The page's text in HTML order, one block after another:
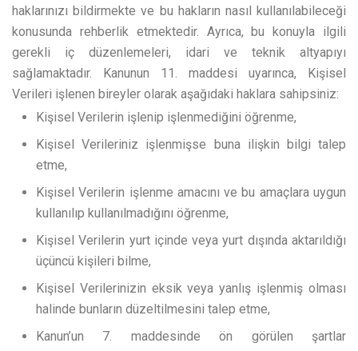
haklarınızı bildirmekte ve bu hakların nasıl kullanılabileceği
konusunda rehberlik etmektedir. Ayrıca, bu konuyla ilgili
gerekli iç düzenlemeleri, idari ve teknik altyapıyı
sağlamaktadır. Kanunun 11. maddesi uyarınca, Kişisel
Verileri işlenen bireyler olarak aşağıdaki haklara sahipsiniz:
Kişisel Verilerin işlenip işlenmediğini öğrenme,
Kişisel Verileriniz işlenmişse buna ilişkin bilgi talep
etme,
Kişisel Verilerin işlenme amacını ve bu amaçlara uygun
kullanılıp kullanılmadığını öğrenme,
Kişisel Verilerin yurt içinde veya yurt dışında aktarıldığı
üçüncü kişileri bilme,
Kişisel Verilerinizin eksik veya yanlış işlenmiş olması
halinde bunların düzeltilmesini talep etme,
Kanun’un 7. maddesinde ön görülen şartlar